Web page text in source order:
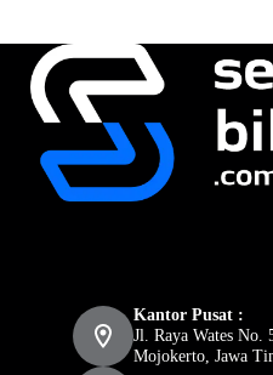
Kantor Pusat :
Jl. Raya Wates No.
Mojokerto, Jawa